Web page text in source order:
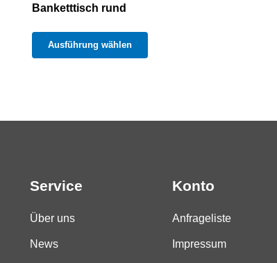
Banketttisch rund
Ausführung wählen
Produkt
können
Produktseite
Service
Über uns
News
Konto
Anfrageliste
Impressum